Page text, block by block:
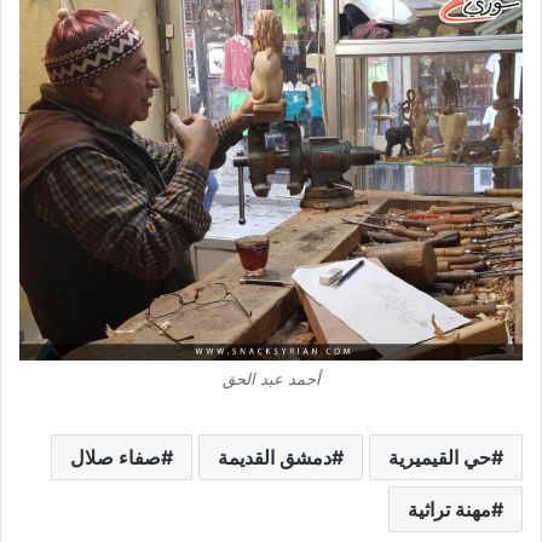
أحمد عبد الحق
حي القيميرية دمشق القديمة صفاء صلال
مهنة تراثية